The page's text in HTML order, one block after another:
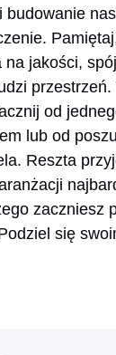
na jakości,
od
lub od
Reszta
zaczniesz
się